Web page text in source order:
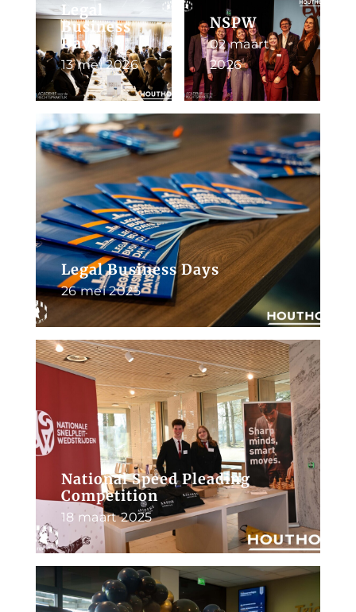
Legal
Business
Days
13 mei 2026
NSPW
02 maart
2026
Legal Business Days
26 mei 2025
National Speed Pleading
Competition
18 maart 2025